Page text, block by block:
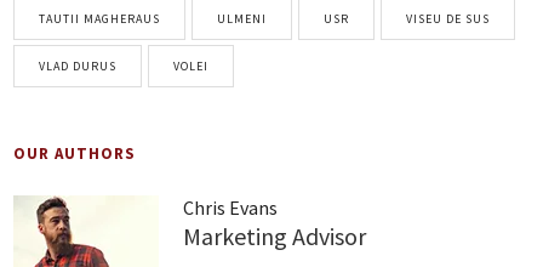
TAUTII MAGHERAUS ULMENI USR VISEU DE SUS
VLAD DURUS VOLEI
OUR AUTHORS
Chris Evans
Marketing Advisor